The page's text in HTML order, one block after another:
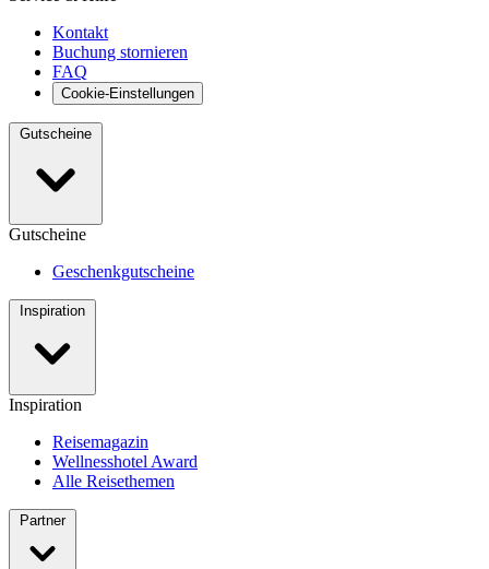
Kontakt
Buchung stornieren
FAQ
Cookie-Einstellungen
Gutscheine
Gutscheine
Geschenkgutscheine
Inspiration
Inspiration
Reisemagazin
Wellnesshotel Award
Alle Reisethemen
Partner